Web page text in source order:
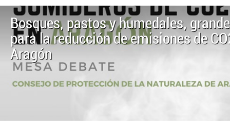
Bosques, pastos y humedales,
para la reducción de emisiones de
Aragón